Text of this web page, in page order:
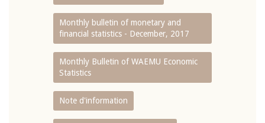
Monthly bulletin of monetary and
financial statistics - December, 2017
Monthly Bulletin of WAEMU Economic
Statistics
Note d'information